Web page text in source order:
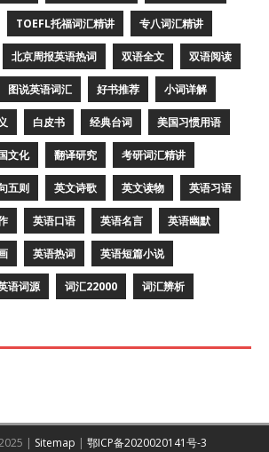
TOEFL托福词汇精讲 专八词汇精讲
北京周报英语热词 双语全文 双语阅读
图说英语词汇 好书推荐 小词详解
白皮书 经典台词 美国习惯用语
文化 翻译研究 考研词汇精讲
五则 英文诗歌 英文读物 英语习语
英语口语 英语名言 英语幽默
英语热词 英语短篇小说
语词源 词汇22000 词汇辨析
| Sitemap | 鄂ICP备2020020141号-3